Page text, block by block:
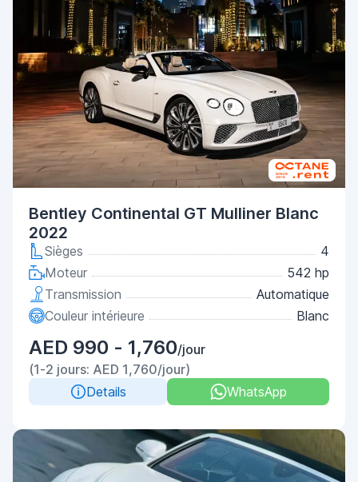
Bentley Continental GT Mulliner Blanc
2022
Sièges
4
Moteur
542 hp
Transmission
Automatique
Couleur intérieure
Blanc
AED 990 - 1,760/jour
(1-2 jours: AED 1,760/jour)
Details
WhatsApp